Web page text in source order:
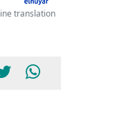
translation